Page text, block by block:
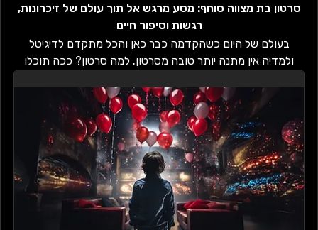
סרטון בת מצווה סוחף: מסע מרגש אל תוך עולם של זיכרונות,
רגשות וסיפור חיים
בעולם של היום כשהקדמה כבר כאן והכל מתקדם לדיגיטל
ולמדיה אין מתנה יותר טובה מסרטון. למה סרטון? ככה תוכלו